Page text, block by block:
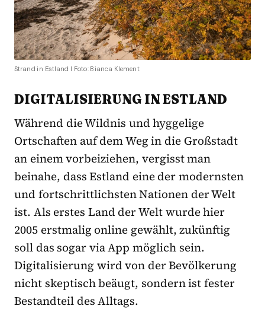
Strand in Estland I Foto: Bianca Klement
DIGITALISIERUNG IN ESTLAND
Während die Wildnis und hyggelige
Ortschaften auf dem Weg in die Großstadt
an einem vorbeiziehen, vergisst man
beinahe, dass Estland eine der modernsten
und fortschrittlichsten Nationen der Welt
ist. Als erstes Land der Welt wurde hier
2005 erstmalig online gewählt, zukünftig
soll das sogar via App möglich sein.
Digitalisierung wird von der Bevölkerung
nicht skeptisch beäugt, sondern ist fester
Bestandteil des Alltags.